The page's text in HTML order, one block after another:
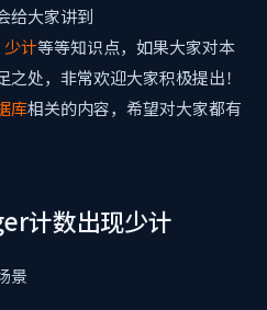
给大家讲到
计等等知识点，如果大家对本
处，非常欢迎大家积极提出！
库相关的内容，希望对大家都有
计数出现少计
景